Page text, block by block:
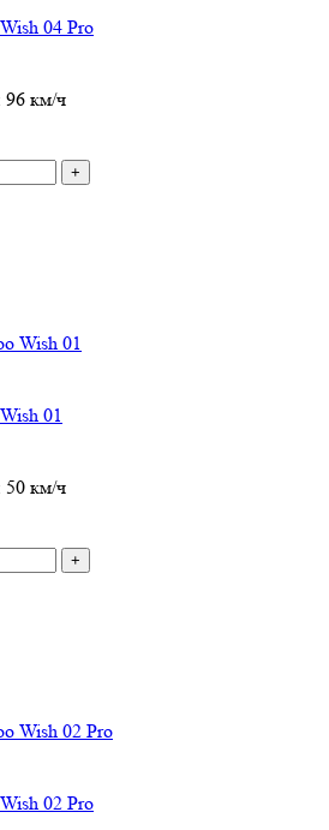
04 Pro
96 км/ч
+
01
50 км/ч
+
02 Pro